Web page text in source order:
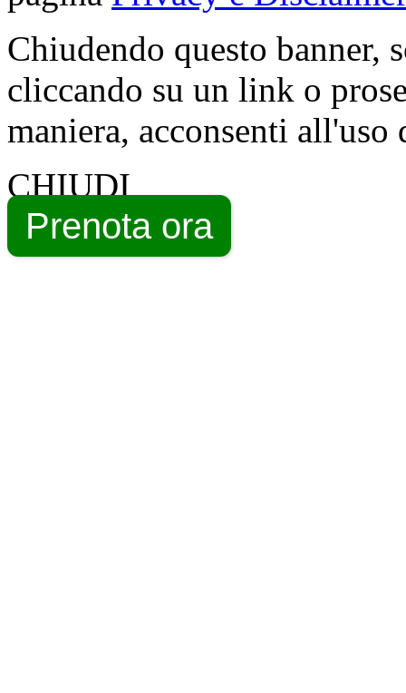
Chiudendo questo banner,
cliccando su un link o
maniera, acconsenti all'uso
CHIUDI
Prenota ora